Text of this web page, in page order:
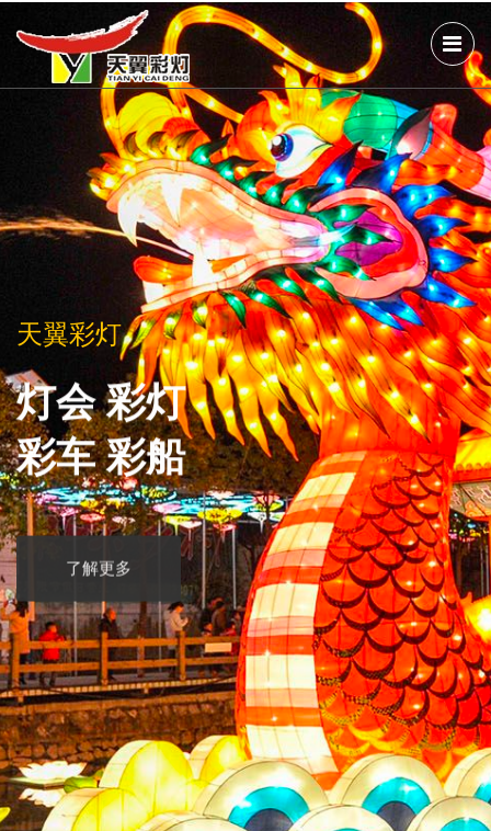
天翼彩灯
灯会 彩灯
彩车 彩船
了解更多
天翼彩灯
灯会 彩灯
彩车 彩船
了解更多
天翼彩灯
灯会 彩灯
彩车 彩船
了解更多